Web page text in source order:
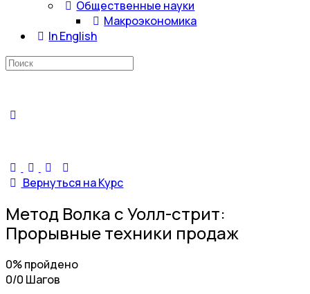
Общественные науки
Макроэкономика
In English
Искать:
Вернуться на Курс
Метод Волка с Уолл-стрит:
Прорывные техники продаж
0% пройдено
0/0 Шагов